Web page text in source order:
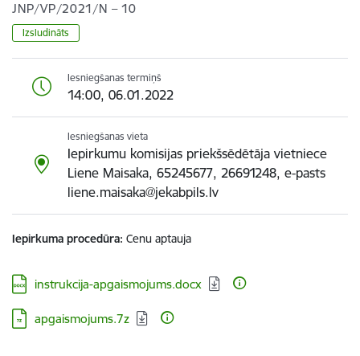
JNP/VP/2021/N – 10
Izsludināts
Iesniegšanas termiņš
14:00, 06.01.2022
Iesniegšanas vieta
Iepirkumu komisijas priekšsēdētāja vietniece
Liene Maisaka, 65245677, 26691248, e-pasts
liene.maisaka@jekabpils.lv
Iepirkuma procedūra Cenu aptauja
Lejupielādēt:
instrukcija-apgaismojums.docx
Lejupielādēt:
apgaismojums.7z